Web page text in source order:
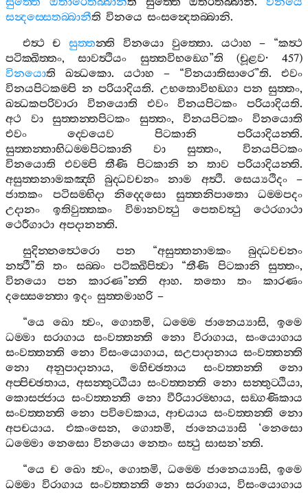
සන්‍දස‍්සෙතබ‍්බානීති විනයෙ සංසන්‍දෙතබ‍්බානි.
එත්‍ථ
ච සුත‍්තන‍්ති විනයො වුත‍්තො. යථාහ – “කත්‍ථ
පටික‍්ඛිත‍්තං,සාවත්‍ථියං සුත‍්තවිභඞ‍්ගෙ”ති (චූළව· 457)
විනයොති ඛන්‍ධකො. යථාහ – “විනයාතිසාරෙ”ති. එවං
විනයපිටකම‍්පි න පරියාදියති. උභතොවිභඞ‍්ගා පන සුත‍්තං,
ඛන්‍ධකපරිවාරා
විනයොති එවං විනයපිටකං පරියාදියති.
අථ
වා සුත‍්තන‍්තපිටකං සුත‍්තං,විනයපිටකං
විනයොති
එවං
ද‍්වෙයෙව පිටකානි පරියාදියන‍්ති.
සුත‍්තන‍්තාභිධම‍්මපිටකානි
වා සුත‍්තං, විනයපිටකං
විනයොති
එවම‍්පි තීණි පිටකානි න තාව පරියාදියන‍්ති.
අසුත‍්තනාමකඤ‍්හි
බුද‍්ධවචනං නාම අත්‍ථි. සෙය්‍යථිදං–
ජාතකං
පටිසම‍්භිදා නිද‍්දෙසො සුත‍්තනිපාතො
ධම‍්මපදං
උදානං
ඉතිවුත‍්තකං විමානවත්‍ථු පෙතවත්‍ථු
ථෙරගාථා
ථෙරීගාථා අපදානන‍්ති.
සුදින‍්නත්‍ථෙරො
පන “අසුත‍්තනාමකං
බුද‍්ධවචනං
නත්‍ථී”ති තං සබ‍්බං පටික‍්ඛිපිත්‍වා “තීණි පිටකානි සුත‍්තං,
විනයො
පන කාරණ”න‍්ති ආහ. තතො තං
කාරණං
දස‍්සෙන‍්තො ඉදං සුත‍්තමාහරි–
“යෙ ඛො ත්‍වං,ගොතමි, ධම‍්මෙ ජානෙය්‍යාසි,ඉමෙ
ධම‍්මා
සරාගාය සංවත‍්තන‍්ති නො විරාගාය,සංයොගාය
සංවත‍්තන‍්ති නො විසංයොගාය, සඋපාදානාය සංවත‍්තන‍්ති
නො
අනුපාදානාය, මහිච‍්ඡතාය සංවත‍්තන‍්ති
නො
අප‍්පිච‍්ඡතාය, අසන‍්තුට‍්ඨියා සංවත‍්තන‍්ති නො සන‍්තුට‍්ඨියා,
කොසජ‍්ජාය සංවත‍්තන‍්ති නො වීරියාරම‍්භාය, සඞ‍්ගණිකාය
සංවත‍්තන‍්ති නො පවිවෙකාය, ආචයාය සංවත‍්තන‍්ති නො
අපචයාය. එකංසෙන, ගොතමි,ජානෙය්‍යාසි ‘නෙසො
ධම‍්මො නෙසො විනයො නෙතං සත්‍ථු සාසන’න‍්ති.
“යෙ ච ඛො ත්‍වං, ගොතමි, ධම‍්මෙ ජානෙය්‍යාසි,ඉමෙ
ධම‍්මා විරාගාය සංවත‍්තන‍්ති නො සරාගාය,විසංයොගාය